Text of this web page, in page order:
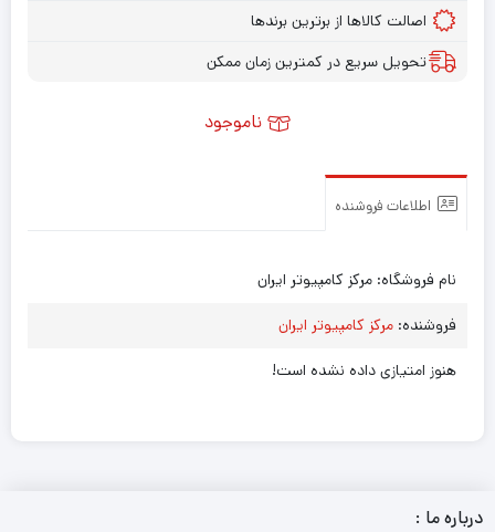
اصالت کالاها از برترین برندها
تحویل سریع در کمترین زمان ممکن
ناموجود
اطلاعات فروشنده
نام فروشگاه: مرکز کامپیوتر ایران
فروشنده: مرکز کامپیوتر ایران
هنوز امتیازی داده نشده است!
درباره ما :